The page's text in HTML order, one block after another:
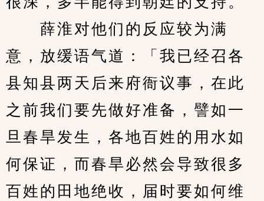
薛淮对他们的反应较为满
意，放缓语气道：「我已经召各
县知县两天后来府衙议事，在此
之前我们要先做好准备，譬如一
旦春旱发生，各地百姓的用水如
何保证，而春旱必然会导致很多
百姓的田地绝收，届时要如何维